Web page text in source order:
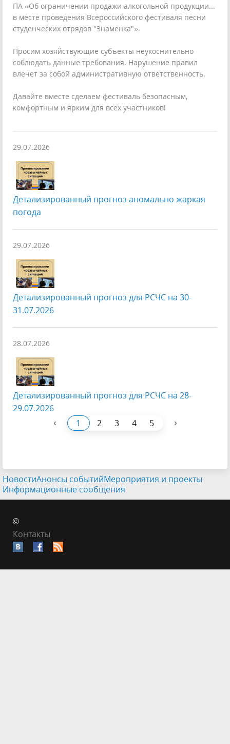
ПА «Об ограничении продажи алкогольной продукции...
в месте проведения Всероссийского фестиваля песни
студенческих отрядов "Знаменка"».
Просим хозяйствующие субъекты неукоснительно
соблюдать данные требования. Нарушение правил
влечет за собой административную ответственность.
Давайте вместе сделаем фестиваль безопасным,
комфортным и ярким для всех участников!
29.07.2026
Детализированный прогноз аномально жаркая
погода
29.07.2026
Детализированный прогноз для РСЧС на 30-
31.07.2026
28.07.2026
Детализированный прогноз для РСЧС на 28-
29.07.2026
‹ 1 2 3 4 5 ›
НовостиАнонсы событийМероприятия и проекты
Информационные сообщения
©
Контакты